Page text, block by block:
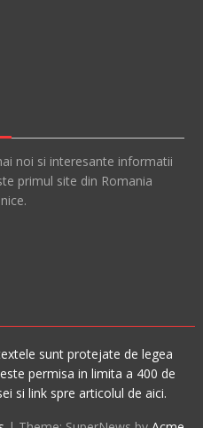
noi si interesante informatii
primul site din Romania
sunt protejate de legea
permisa in limita a 400 de
si link spre articolul de aici.